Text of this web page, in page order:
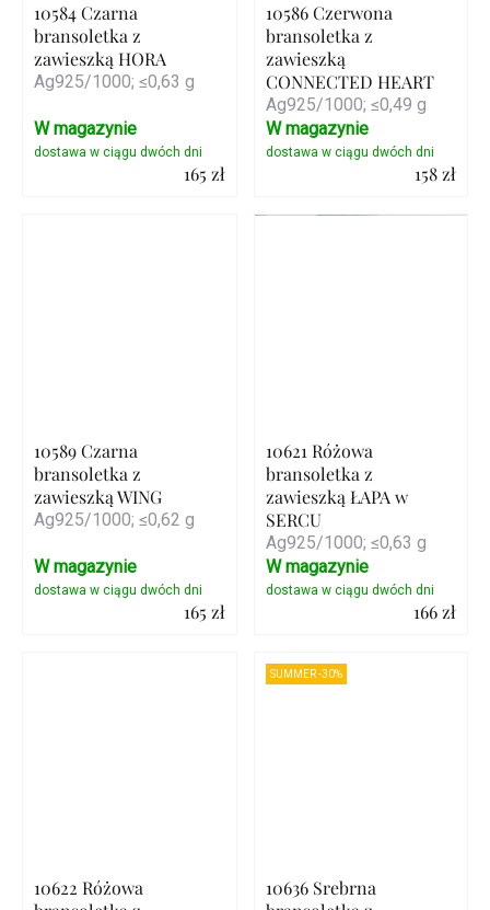
10584 Czarna
bransoletka z
zawieszką HORA
Ag925/1000; ≤0,63 g
165 zł
W magazynie
10586 Czerwona
bransoletka z
zawieszką
CONNECTED HEART
Ag925/1000; ≤0,49 g
158 zł
Szczegóły
W magazynie
10589 Czarna
bransoletka z
zawieszką WING
Ag925/1000; ≤0,62 g
165 zł
W magazynie
10621 Różowa
bransoletka z
zawieszką ŁAPA w
SERCU
Ag925/1000; ≤0,63 g
166 zł
W magazynie
10622 Różowa
SUMMER -30%
10636 Srebrna